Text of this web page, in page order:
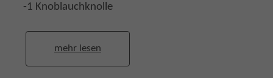
-1 Knoblauchknolle
mehr lesen